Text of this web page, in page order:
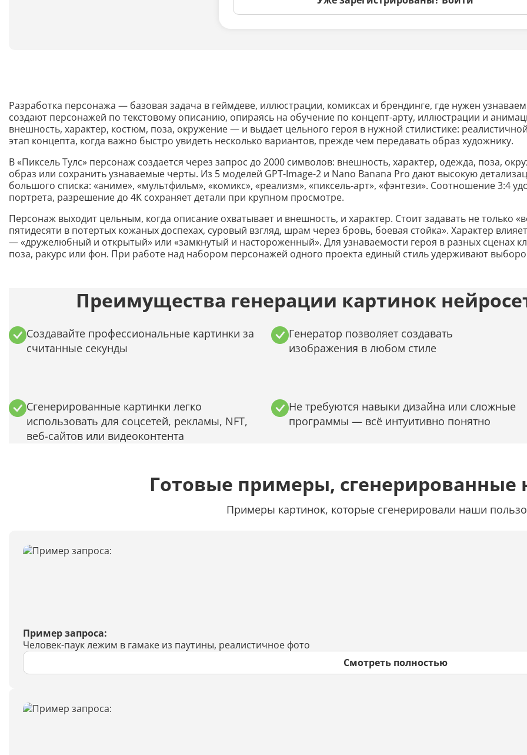
Разработка персонажа — базовая задача в геймдеве, иллюстрации, комиксах и брендинге, где нужен
создают персонажей по текстовому описанию, опираясь на обучение по концепт-арту, иллюстрации и
внешность, характер, костюм, поза, окружение — и выдает цельного героя в нужной стилистике:
этап концепта, когда важно быстро увидеть несколько вариантов, прежде чем передавать образ художнику.
В «Пиксель Тулс» персонаж создается через запрос до 2000 символов: внешность, характер, одежда, поза,
образ или сохранить узнаваемые черты. Из 5 моделей GPT-Image-2 и Nano Banana Pro дают высокую
большого списка: «аниме», «мультфильм», «комикс», «реализм», «пиксель-арт», «фэнтези». Соотношение 3:4
портрета, разрешение до 4K сохраняет детали при крупном просмотре.
Персонаж выходит цельным, когда описание охватывает и внешность, и характер. Стоит задавать не только
пятидесяти в потертых кожаных доспехах, суровый взгляд, шрам через бровь, боевая стойка». Характер
— «дружелюбный и открытый» или «замкнутый и настороженный». Для узнаваемости героя в разных сценах
поза, ракурс или фон. При работе над набором персонажей одного проекта единый стиль удерживают
Преимущества генерации картинок
Создавайте профессиональные картинки за
считанные секунды
Генератор позволяет создавать
изображения в любом стиле
Сгенерированные картинки легко
использовать для соцсетей, рекламы, NFT,
веб-сайтов или видеоконтента
Не требуются навыки дизайна или сложные
программы — всё интуитивно понятно
Готовые примеры, сгенерированные
Примеры картинок, которые сгенерировали наши
Пример запроса:
Человек-паук лежим в гамаке из паутины, реалистичное фото
Смотреть полностью